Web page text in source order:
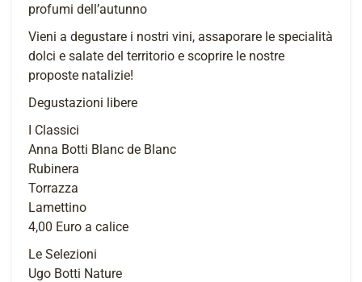
profumi dell’autunno
Vieni a degustare i nostri vini, assaporare le specialità
dolci e salate del territorio e scoprire le nostre
proposte natalizie!
Degustazioni libere
I Classici
Anna Botti Blanc de Blanc
Rubinera
Torrazza
Lamettino
4,00 Euro a calice
Le Selezioni
Ugo Botti Nature